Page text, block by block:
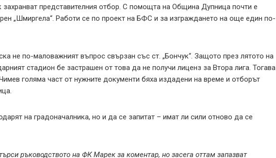
представителния отбор. С помощта на Община Дупница почти е
„Шмиргела“. Работи се по проект на БФС и за изграждането на още един по-
не по-маловажният въпрос свързан със ст. „Бончук“. Защото през лятото на
стадион бе застрашен от това да не получи лиценз за Втора лига. Тогава
голяма част от нужните документи бяха издадени на време и отборът
на градоначалника, но и да се запитат – имат ли сили отново да се
ръководството на ФК Марек за коментар, но засега оттам запазват